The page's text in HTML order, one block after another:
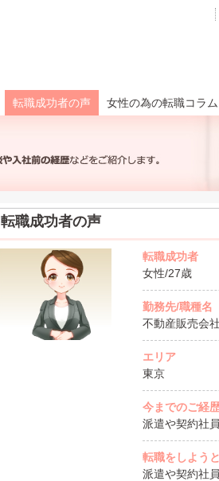
転職成功者の声 女性の為の転職コラム
転職成功者の声
転職成功者
女性/27歳
勤務先/職種名
不動産販売会
エリア
東京
今までのご経
派遣や契約社
転職をしよう
派遣や契約社